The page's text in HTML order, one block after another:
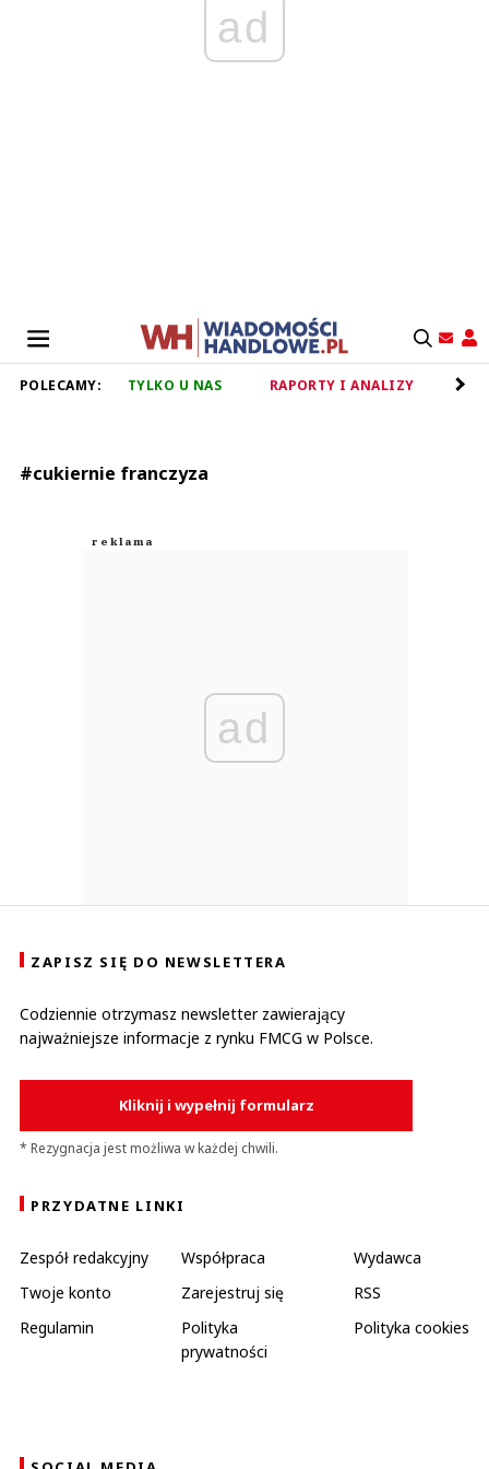
ad
POLECAMY: TYLKO U NAS RAPORTY I ANALIZY
#cukiernie franczyza
ad
ZAPISZ SIĘ DO NEWSLETTERA
Codziennie otrzymasz newsletter zawierający
najważniejsze informacje z rynku FMCG w Polsce.
Kliknij i wypełnij formularz
* Rezygnacja jest możliwa w każdej chwili.
PRZYDATNE LINKI
Zespół redakcyjny Współpraca
Wydawca
Twoje konto
Zarejestruj się
RSS
Regulamin
Polityka
prywatności
Polityka cookies